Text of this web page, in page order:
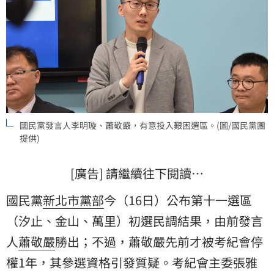
國民黨發言人李明璇、蕭敬嚴，有意投入艱困選區。(圖/國民黨團
提供)
[廣告] 請繼續往下閱讀…
國民黨新北市黨部今（16日）公布第十一選區
（汐止、金山、萬里）初選民調結果，由前發言
人蕭敬嚴勝出；不過，蕭敬嚴先前才被考紀會停
權1年，其參選資格引發質疑。考紀會主委張雅